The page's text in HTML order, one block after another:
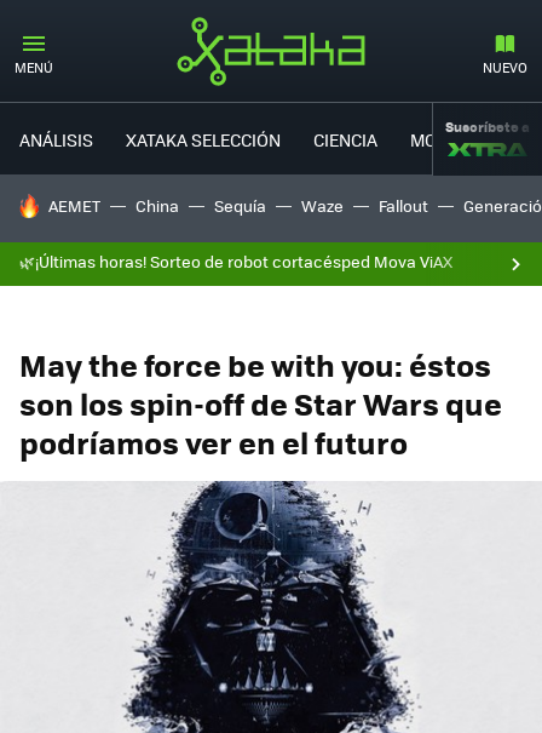
MENÚ NUEVO
ANÁLISIS XATAKA SELECCIÓN CIENCIA MOVILIDAD
Suscríbete a
HOY SE HABLA DE
AEMET China Sequía Waze Fallout
🌿¡Últimas horas! Sorteo de robot cortacésped Mova ViAX
May the force be with you: éstos
son los spin-off de Star Wars que
podríamos ver en el futuro